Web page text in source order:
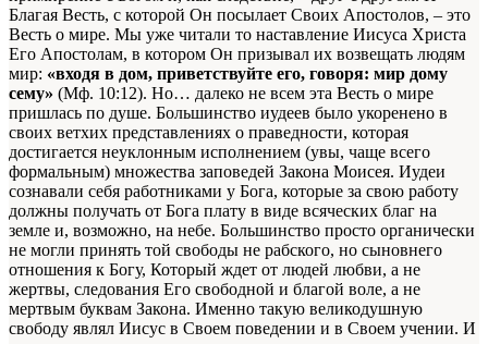
Благая Весть, с которой Он посылает Своих Апостолов, – это
Весть о мире. Мы уже читали то наставление Иисуса Христа
Его Апостолам, в котором Он призывал их возвещать людям
мир: «входя в дом, приветствуйте его, говоря: мир дому
сему» (Мф. 10:12). Но… далеко не всем эта Весть о мире
пришлась по душе. Большинство иудеев было укоренено в
своих ветхих представлениях о праведности, которая
достигается неуклонным исполнением (увы, чаще всего
формальным) множества заповедей Закона Моисея. Иудеи
сознавали себя работниками у Бога, которые за свою работу
должны получать от Бога плату в виде всяческих благ на
земле и, возможно, на небе. Большинство просто органически
не могли принять той свободы не рабского, но сыновнего
отношения к Богу, Который ждет от людей любви, а не
жертвы, следования Его свободной и благой воле, а не
мертвым буквам Закона. Именно такую великодушную
свободу являл Иисус в Своем поведении и в Своем учении. И